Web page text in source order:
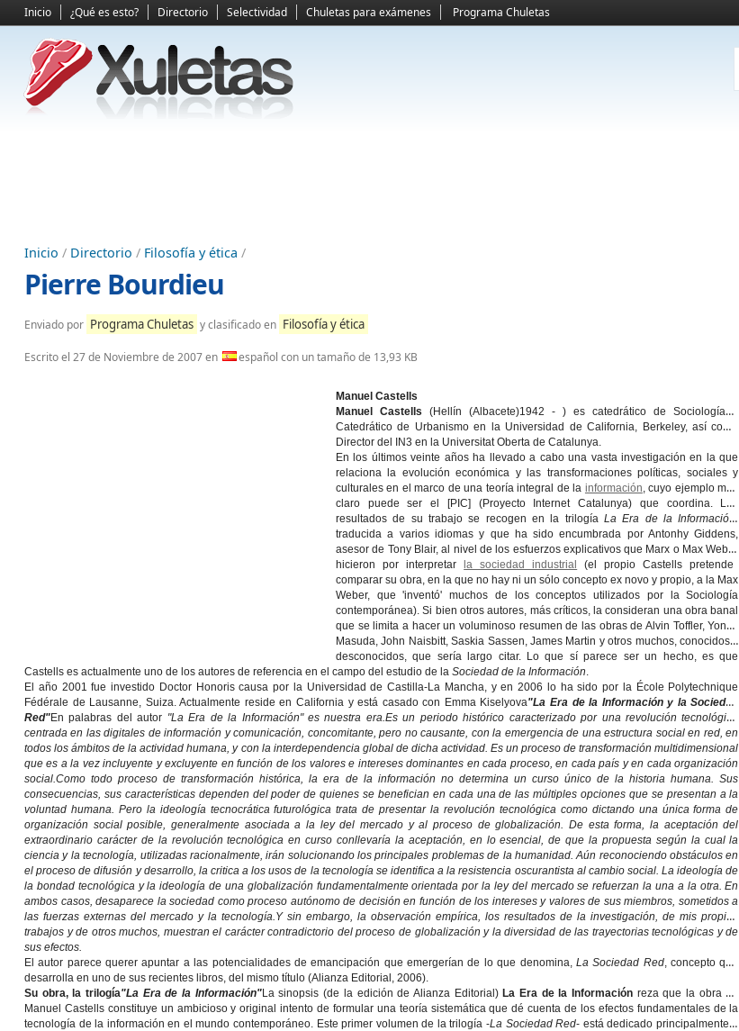
Inicio ¿Qué es esto? Directorio Selectividad Chuletas para exámenes Programa Chuletas
Inicio / Directorio / Filosofía y ética /
Pierre Bourdieu
Enviado por Programa Chuletas y clasificado en Filosofía y ética
Escrito el 27 de Noviembre de 2007en español con un tamaño de 13,93 KB
Manuel Castells
Manuel Castells (Hellín (Albacete)1942 - ) es catedrático deSociologíay
Catedrático de Urbanismoen la Universidad deCalifornia, Berkeley, así como
Director del
IN3 en la Universitat Oberta de Catalunya.
En los últimos veinte años ha llevado a cabo una vasta investigación en la que
relaciona la evolución económica y las transformaciones políticas, sociales y
culturales en el marco de una teoría integral de la información, cuyo ejemplo más
claro puede ser el
[PIC] (Proyecto Internet Catalunya) que coordina. Los
resultados de su trabajo se recogen en la trilogíaLa Era de la Información ,
traducida a varios idiomas y que ha sido encumbrada por AntonhyGiddens,
asesor de Tony Blair, al nivel de los esfuerzos explicativos que Marx o Max Weber
hicieron por interpretar
la sociedad industrial
(el propio Castells pretende
comparar su obra, en la que no hay ni un sólo concepto ex novo y propio, a la Max
Weber, que 'inventó' muchos de los conceptos utilizados por la Sociología
contemporánea). Si bien otros autores, más críticos, la consideran una obra banal
que se limita a hacer un voluminoso resumen de las obras deAlvin Toffler,Yoneji
Masuda,John Naisbitt,Saskia Sassen,James Martin y otros muchos, conocidos y
desconocidos, que sería largo citar. Lo que sí parece ser un hecho, es que
Castells es actualmente uno de los autores de referencia en el campo del estudio de la Sociedad de la Información.
El año 2001 fue investido Doctor Honoris causa por la Universidad de Castilla-La Mancha, y en 2006 lo ha sido por la École Polytechnique
Fédérale de Lausanne, Suiza. Actualmente reside en California y está casado con Emma Kiselyova"La Era de la Información y la Sociedad
Red"En palabras del autor "La Era de la Información" es nuestra era.Es un periodo histórico caracterizado por una revolución tecnológica
centrada en las digitales de información y comunicación, concomitante, pero no causante, con la emergencia de una estructura social en red, en
todos los ámbitos de la actividad humana, y con la interdependencia global de dicha actividad. Es un proceso de transformación multidimensional
que es a la vez incluyente y excluyente en función de los valores e intereses dominantes en cada proceso, en cada país y en cada organización
social.Como todo proceso de transformación histórica, la era de la información no determina un curso único de la historia humana. Sus
consecuencias, sus características dependen del poder de quienes se benefician en cada una de las múltiples opciones que se presentan a la
voluntad humana. Pero la ideología tecnocrática futurológica trata de presentar la revolución tecnológica como dictando una única forma de
organización social posible, generalmente asociada a la ley del mercado y al proceso de globalización. De esta forma, la aceptación del
extraordinario carácter de la revolución tecnológica en curso conllevaría la aceptación, en lo esencial, de que la propuesta según la cual la
ciencia y la tecnología, utilizadas racionalmente, irán solucionando los principales problemas de la humanidad. Aún reconociendo obstáculos en
el proceso de difusión y desarrollo, la critica a los usos de la tecnología se identifica a la resistencia oscurantista al cambio social. La ideología de
la bondad tecnológica y la ideología de una globalización fundamentalmente orientada por la ley del mercado se refuerzan la una a la otra. En
ambos casos, desaparece la sociedad como proceso autónomo de decisión en función de los intereses y valores de sus miembros, sometidos a
las fuerzas externas del mercado y la tecnología.Y sin embargo, la observación empírica, los resultados de la investigación, de mis propios
trabajos y de otros muchos, muestran el carácter contradictorio del proceso de globalización y la diversidad de las trayectorias tecnológicas y de
sus efectos.
El autor parece querer apuntar a las potencialidades de emancipación que emergerían de lo que denomina, La Sociedad Red, concepto que
desarrolla en uno de sus recientes libros, del mismo título (Alianza Editorial, 2006).
Su obra, la trilogía"La Era de la Información"La sinopsis (de la edición de Alianza Editorial) La Era de la Información reza que la obra de
Manuel Castells constituye un ambicioso y original intento de formular una teoría sistemática que dé cuenta de los efectos fundamentales de la
tecnología de la información en el mundo contemporáneo. Este primer volumen de la trilogía -La Sociedad Red- está dedicado principalmente a